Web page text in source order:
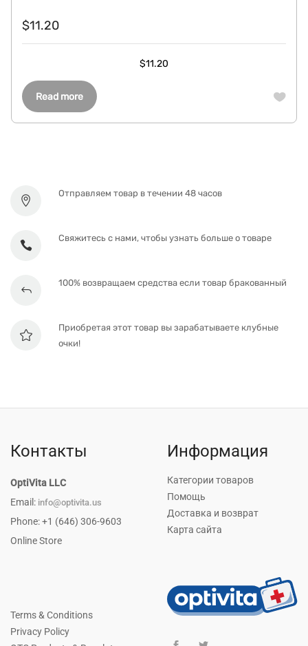
Read more
$11.20
$11.20
Отправляем товар в течении 48 часов
Свяжитесь с нами, чтобы узнать больше о товаре
100% возвращаем средства если товар бракованный
Приобретая этот товар вы зарабатываете клубные
очки!
Контакты
OptiVita LLC
Email: info@optivita.us
Phone: +1 (646) 306-9603
Online Store
Информация
Категории товаров
Помощь
Доставка и возврат
Карта сайта
Terms & Conditions
Privacy Policy